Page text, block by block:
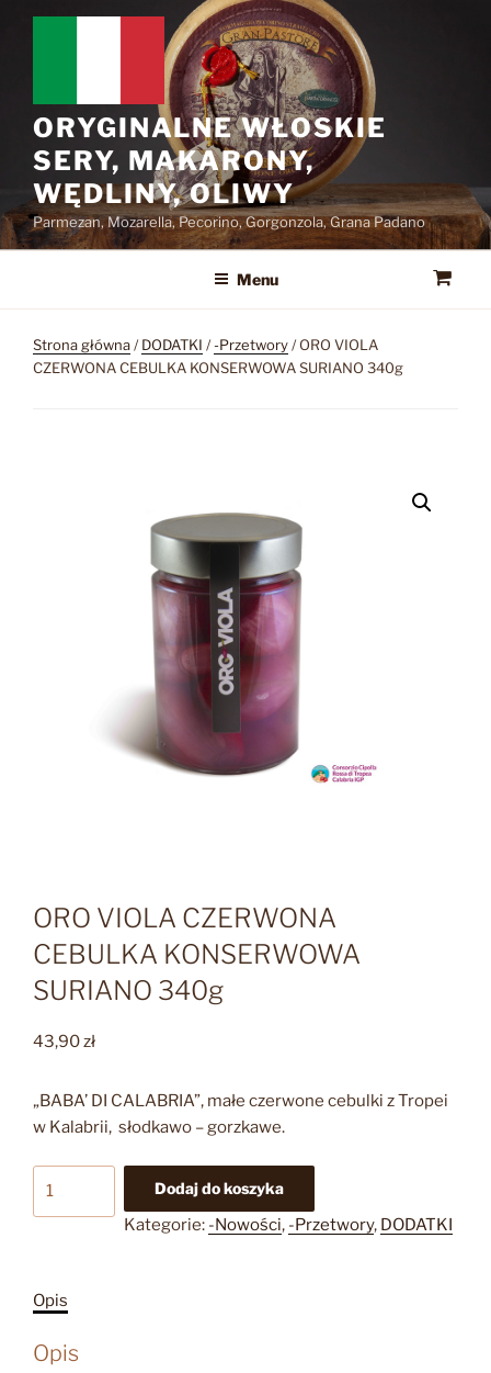
Przejdź
ORYGINALNE WŁOSKIE
SERY, MAKARONY,
WĘDLINY, OLIWY
Parmezan, Mozarella, Pecorino, Gorgonzola, Grana Padano
Menu
Strona główna/DODATKI /-Przetwory/ ORO VIOLA
CZERWONA CEBULKA KONSERWOWA SURIANO 340g
ORO VIOLA CZERWONA
CEBULKA KONSERWOWA
SURIANO 340g
43,90zł
„BABA’ DI CALABRIA”, małe czerwone cebulki z Tropei
w Kalabrii, słodkawo – gorzkawe.
KONSERWOWA
340g
Dodaj do koszyka
Kategorie: -Nowości, -Przetwory, DODATKI
Opis
Opis